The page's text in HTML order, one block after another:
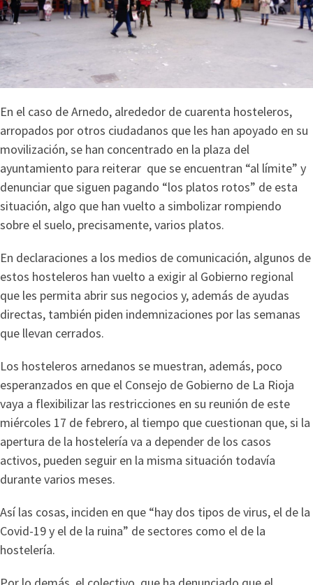
En el caso de Arnedo, alrededor de cuarenta hosteleros,
arropados por otros ciudadanos que les han apoyado en su
movilización, se han concentrado en la plaza del
ayuntamiento para reiterar que se encuentran “al límite” y
denunciar que siguen pagando “los platos rotos” de esta
situación, algo que han vuelto a simbolizar rompiendo
sobre el suelo, precisamente, varios platos.
En declaraciones a los medios de comunicación, algunos de
estos hosteleros han vuelto a exigir al Gobierno regional
que les permita abrir sus negocios y, además de ayudas
directas, también piden indemnizaciones por las semanas
que llevan cerrados.
Los hosteleros arnedanos se muestran, además, poco
esperanzados en que el Consejo de Gobierno de La Rioja
vaya a flexibilizar las restricciones en su reunión de este
miércoles 17 de febrero, al tiempo que cuestionan que, si la
apertura de la hostelería va a depender de los casos
activos, pueden seguir en la misma situación todavía
durante varios meses.
Así las cosas, inciden en que “hay dos tipos de virus, el de la
Covid-19 y el de la ruina” de sectores como el de la
hostelería.